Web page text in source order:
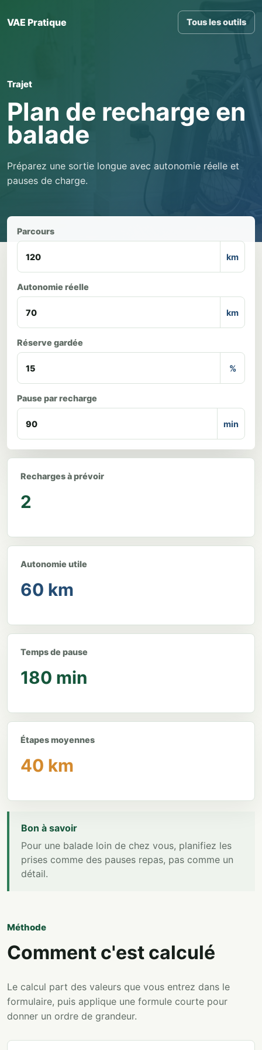
VAE Pratique Tous les outils
Trajet
Plan de recharge en
balade
Préparez une sortie longue avec autonomie réelle et
pauses de charge.
Parcours
km
Autonomie réelle
km
Réserve gardée
%
Pause par recharge
min
Recharges à prévoir
2
Autonomie utile
60 km
Temps de pause
180 min
Étapes moyennes
40 km
Bon à savoir
Pour une balade loin de chez vous, planifiez les
prises comme des pauses repas, pas comme un
détail.
Méthode
Comment c'est calculé
Le calcul part des valeurs que vous entrez dans le
formulaire, puis applique une formule courte pour
donner un ordre de grandeur.